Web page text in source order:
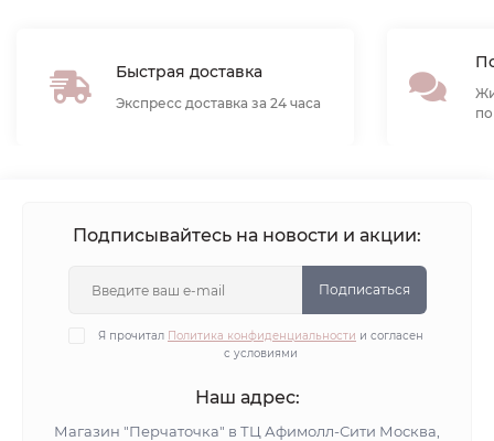
Быстрая доставка
Экспресс доставка за 24 часа
Подписывайтесь на новости и акции:
Подписаться
Я прочитал Политика конфиденциальности и согласен
с условиями
Наш адрес:
Магазин "Перчаточка" в ТЦ Афимолл-Сити Москва,